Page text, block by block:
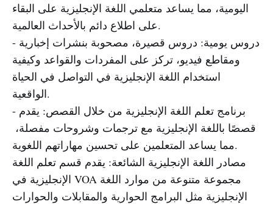
اليومية، مما يساعد متعلمي اللغة الإنجليزية على البقاء
على اطلاع دائم بالأحداث العالمية.
- دروس يومية: دروس قصيرة، مصحوبة بنشرات إخبارية
ومقاطع فيديو، تركز على المفردات والقواعد وكيفية
استخدام اللغة الإنجليزية في التواصل في الحياة
الواقعية.
- برنامج تعلم اللغة الإنجليزية من خلال القصص: يقدم
قصصًا باللغة الإنجليزية مع ترجمات وشروحات مفصلة، ​​
مما يساعد المتعلمين على تحسين مهاراتهم اللغوية.
مصادر اللغة الإنجليزية الشائعة: يقدم قسم تعلم اللغة
الإنجليزية في VOA مجموعة متنوعة من موارد اللغة
الإنجليزية مثل البرامج الحوارية والمقابلات والحوارات